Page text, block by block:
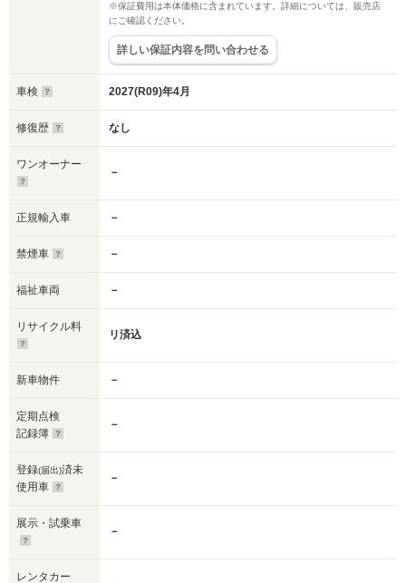
※保証費用は本体価格に含まれています。詳細については、販売店
にご確認ください。
詳しい保証内容を問い合わせる
車検 2027(R09)年4月
修復歴 なし
ワンオーナー
－
正規輸入車 －
禁煙車 －
福祉車両 －
リサイクル料
リ済込
新車物件 －
定期点検
記録簿
－
登録(届出)済未
使用車
－
展示・試乗車
－
レンタカー